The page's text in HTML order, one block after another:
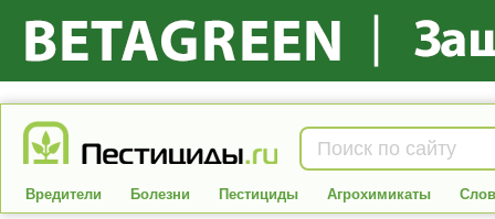
Вредители Болезни Пестициды Агрохимикаты